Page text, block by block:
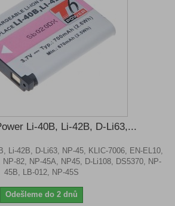
Li-40B, Li-42B, D-Li63,...
Li-42B, D-Li63, NP-45, KLIC-7006, EN-EL10,
NP-82, NP-45A, NP45, D-Li108, DS5370, NP-
45B, LB-012, NP-45S
Odešleme do 2 dnů